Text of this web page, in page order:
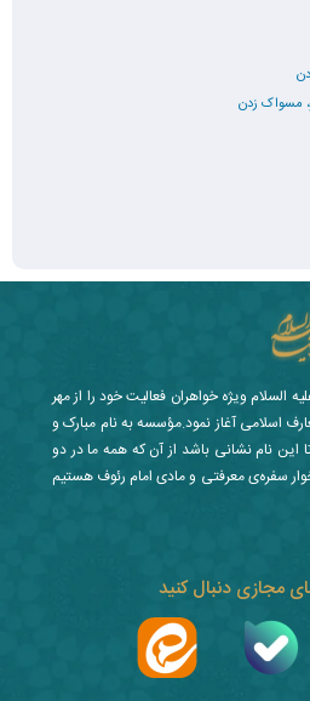
مجازی دنبال کنید
ویژه خواهران فعالیت خود را از مهر
معارف اسلامی آغاز نمود.مؤسسه به نام مبارک و
این نام نشانی باشد از آن که همه ما در دو
خوار سفره‌ی معرفتی و مادی امام رئوف هستیم